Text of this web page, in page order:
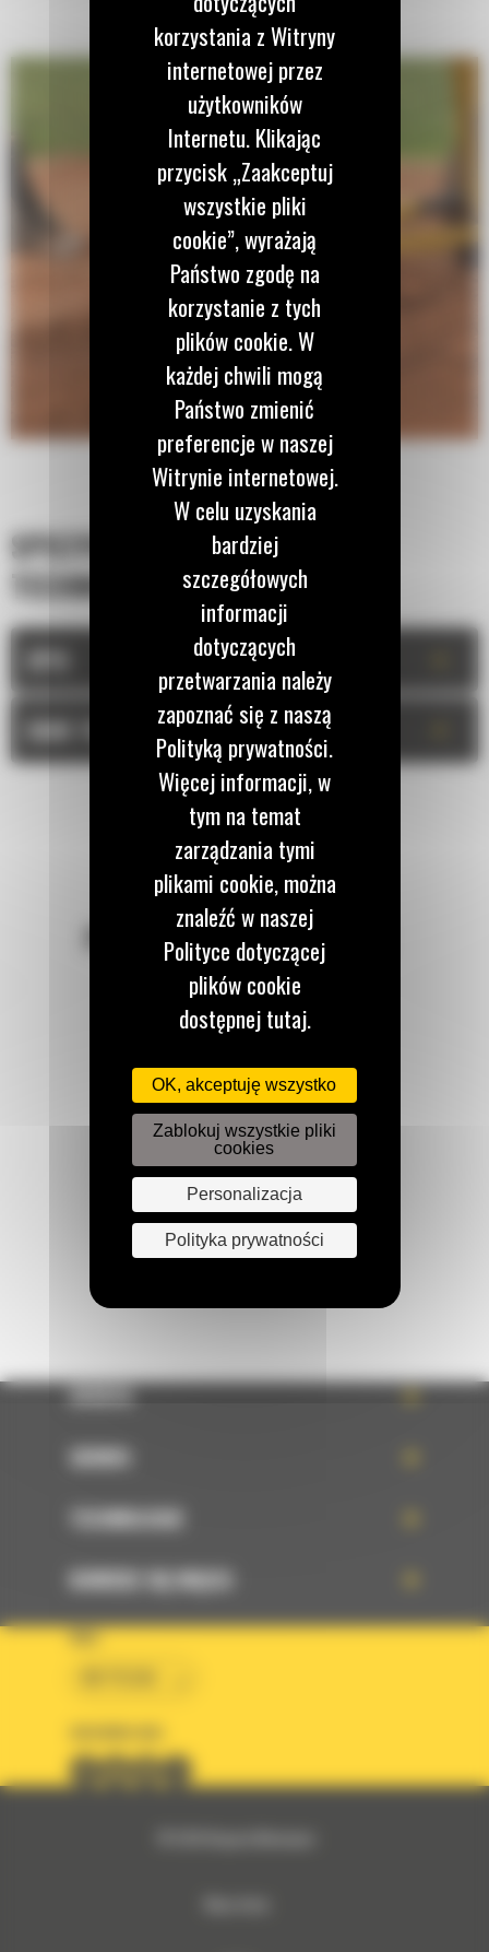
SPECYFIKACJA
TECHNICZNA
DANE TECHNICZNE
POZOSTAŃMY W KONTAKCIE
Zadzwoń do nas
122 100 122
Napisz do nas
WYŚLIJ WIADOMOŚĆ
OFERTA
SERWIS
TECHNOLOGIE
DOWIEDZ SIĘ WIĘCEJ
KRAJ
korzystania z Witryny
internetowej przez
użytkowników
Internetu. Klikając
przycisk „Zaakceptuj
wszystkie pliki
cookie”, wyrażają
Państwo zgodę na
korzystanie z tych
plików cookie. W
każdej chwili mogą
Państwo zmienić
preferencje w naszej
Witrynie internetowej.
W celu uzyskania
bardziej
szczegółowych
informacji
dotyczących
przetwarzania należy
zapoznać się z naszą
Polityką prywatności.
Więcej informacji, w
tym na temat
zarządzania tymi
plikami cookie, można
znaleźć w naszej
Polityce dotyczącej
plików cookie
dostępnej tutaj.
OK, akceptuję wszystko
Zablokuj wszystkie pliki
cookies
Personalizacja
Polityka prywatności